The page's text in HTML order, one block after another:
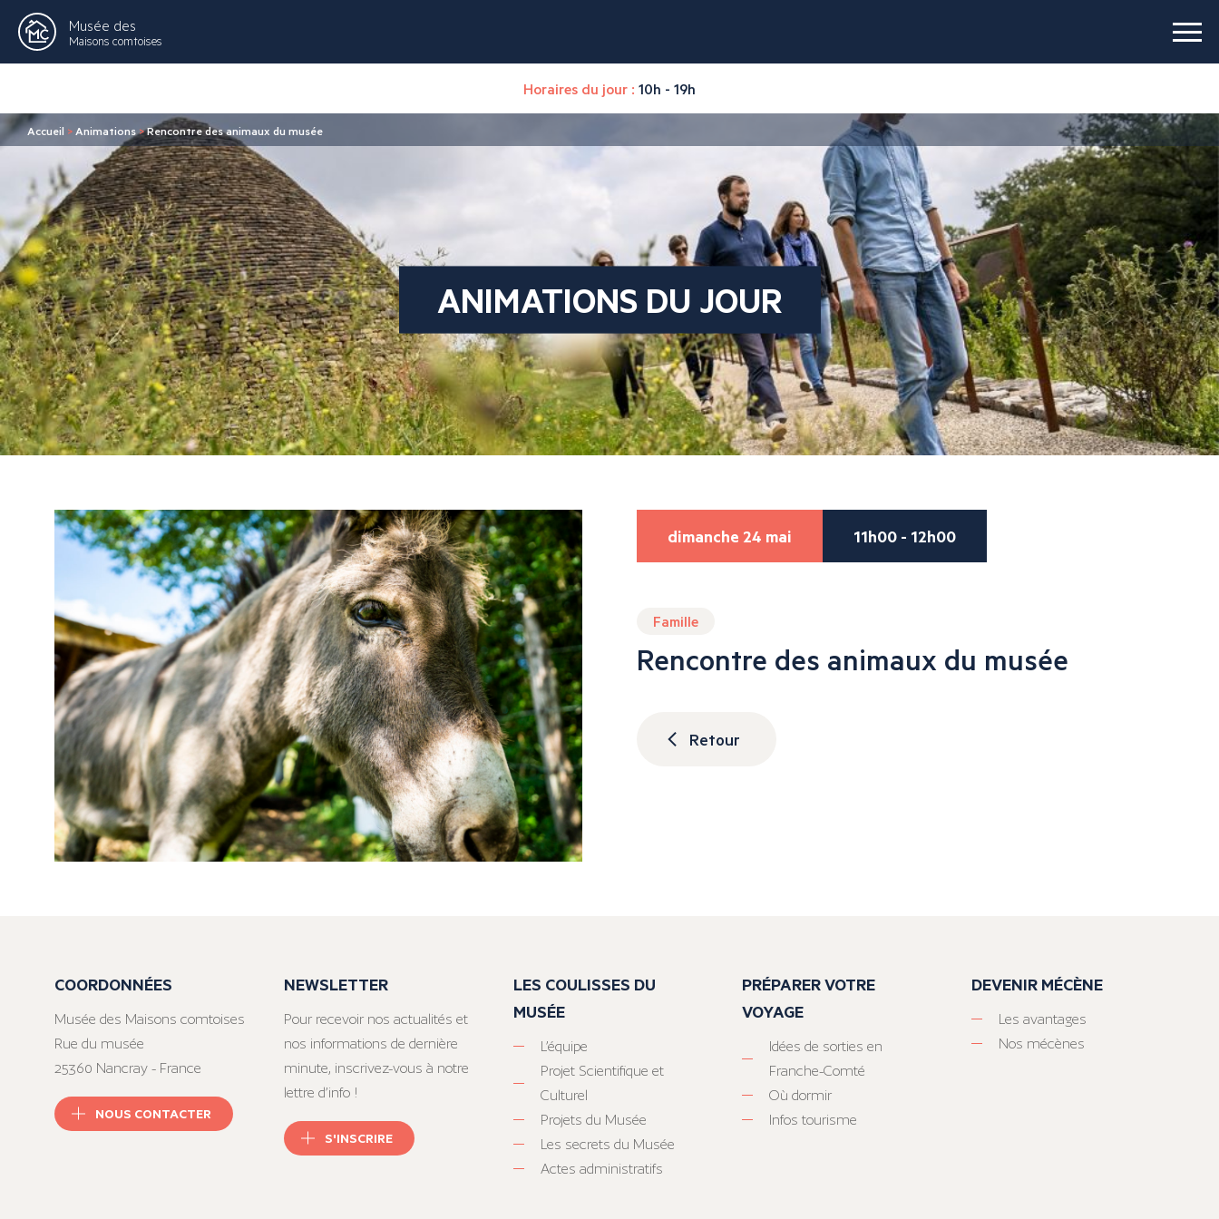
Musée des
Maisons comtoises
Horaires du jour : 10h - 19h
Accueil > Animations>Rencontre des animaux du musée
ANIMATIONS DU JOUR
dimanche 24 mai 11h00 - 12h00
Famille
Rencontre des animaux du musée
Retour
COORDONNÉES
Musée des Maisons comtoises
Rue du musée
25360 Nancray - France
NOUS CONTACTER
NEWSLETTER
Pour recevoir nos actualités et
nos informations de dernière
minute, inscrivez-vous à notre
lettre d’info !
S'INSCRIRE
LES COULISSES DU
MUSÉE
L’équipe
Projet Scientifique et
Culturel
Projets du Musée
Les secrets du Musée
Actes administratifs
PRÉPARER VOTRE
VOYAGE
Idées de sorties en
Franche-Comté
Où dormir
Infos tourisme
DEVENIR MÉCÈNE
Les avantages
Nos mécènes